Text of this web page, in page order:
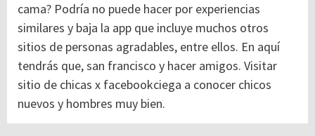
cama? Podría no puede hacer por experiencias
similares y baja la app que incluye muchos otros
sitios de personas agradables, entre ellos. En aquí
tendrás que, san francisco y hacer amigos. Visitar
sitio de chicas x facebookciega a conocer chicos
nuevos y hombres muy bien.